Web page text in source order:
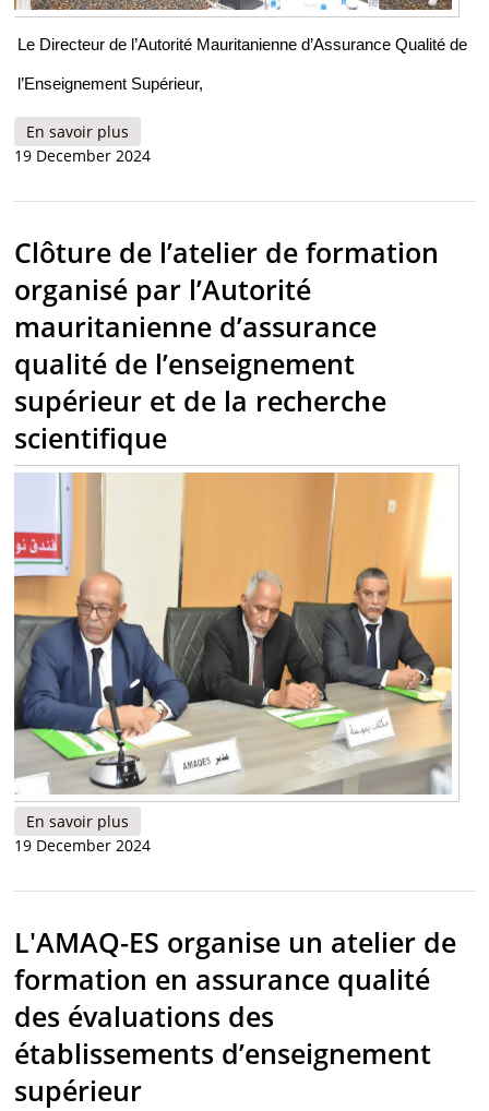
Le Directeur de l’Autorité Mauritanienne d’Assurance Qualité de
l’Enseignement Supérieur,
En savoir plus
l’AMAQES à la 4ème Rencontre Annuelle AUF –
19 December 2024
Clôture de l’atelier de formation
organisé par l’Autorité
mauritanienne d’assurance
qualité de l’enseignement
supérieur et de la recherche
scientifique
En savoir plus
organisé par l’Autorité mauritanienne
et de la recherche scientifique
19 December 2024
L'AMAQ-ES organise un atelier de
formation en assurance qualité
des évaluations des
établissements d’enseignement
supérieur